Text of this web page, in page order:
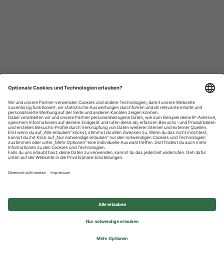
Datenschutzhinweise
Impressum
Privatsphäre-Einstellungen
© 2026 REWE Group - All rights reserved